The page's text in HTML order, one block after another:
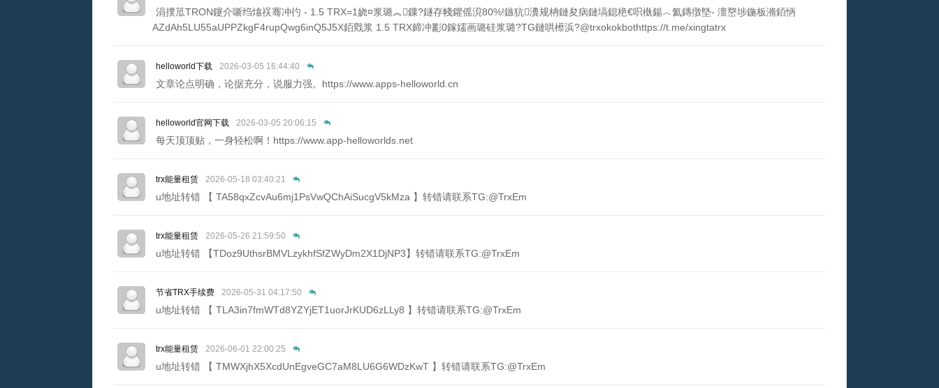
涓撲笟TRON鑳介噺绉熻祦骞冲彴 - 1.5 TRX=1娆¤浆璐︽鏁?鐩存帴鑺傜渷80%!鏃犺瀵规柟鏈夋病鏈塙鎴栬€呮槸鍚︿氦鏄撴墍- 澶嶅埗鍦板潃銆怲
AZdAh5LU55aUPPZkgF4rupQwg6inQ5J5X銆戣浆 1.5 TRX鍗冲彲0鎵嬬画璐硅浆璐?TG鏈哄櫒浜?@trxokokbothttps://t.me/xingtatrx
helloworld下载 2026-03-05 16:44:40
文章论点明确，论据充分，说服力强。https://www.apps-helloworld.cn
helloworld官网下载 2026-03-05 20:06:15
每天顶顶贴，一身轻松啊！https://www.app-helloworlds.net
trx能量租赁 2026-05-18 03:40:21
u地址转错 【 TA58qxZcvAu6mj1PsVwQChAiSucgV5kMza 】转错请联系TG:@TrxEm
trx能量租赁 2026-05-26 21:59:50
u地址转错 【TDoz9UthsrBMVLzykhfSfZWyDm2X1DjNP3】转错请联系TG:@TrxEm
节省TRX手续费 2026-05-31 04:17:50
u地址转错 【 TLA3in7fmWTd8YZYjET1uorJrKUD6zLLy8 】转错请联系TG:@TrxEm
trx能量租赁 2026-06-01 22:00:25
u地址转错 【 TMWXjhX5XcdUnEgveGC7aM8LU6G6WDzKwT 】转错请联系TG:@TrxEm